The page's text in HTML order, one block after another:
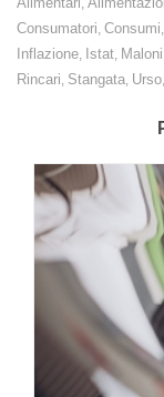
,
Consumatori, Consumi,
Inflazione, Istat, Maloni
Rincari, Stangata, Urso,